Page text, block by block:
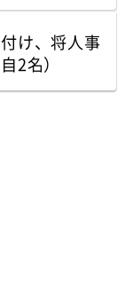
け、将人事
2名）